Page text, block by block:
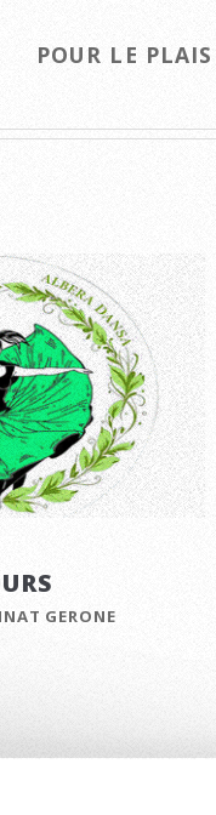
POUR LE
GERONE